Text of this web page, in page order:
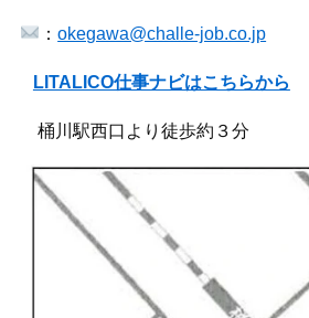
：okegawa@challe-job.co.jp
LITALICO仕事ナビはこちらから
桶川駅西口より徒歩約３分